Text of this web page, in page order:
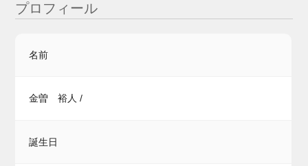
プロフィール
名前
金曽 裕人 /
誕生日